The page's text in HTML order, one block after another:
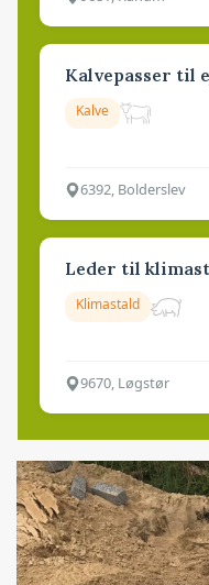
Kalvepasser til
Kalve
6392, Bolderslev
Leder til
Klimastald
9670, Løgstør